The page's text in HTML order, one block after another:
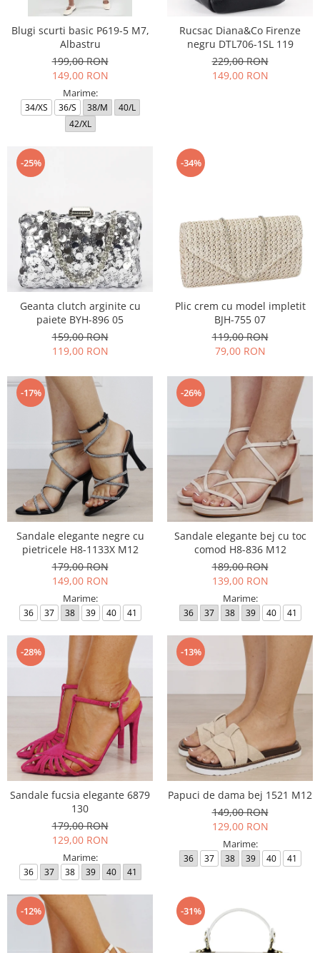
Blugi scurti basic P619-5 M7,
Albastru
199,00 RON
149,00 RON
Marime:
34/XS 36/S 38/M
40/L
42/XL
Rucsac Diana&Co Firenze
negru DTL706-1SL 119
229,00 RON
149,00 RON
-25%
Geanta clutch arginite cu
paiete BYH-896 05
159,00 RON
119,00 RON
-34%
Plic crem cu model impletit
BJH-755 07
119,00 RON
79,00 RON
-17%
Sandale elegante negre cu
pietricele H8-1133X M12
179,00 RON
149,00 RON
Marime:
36 37 38 39 40 41
-26%
Sandale elegante bej cu toc
comod H8-836 M12
189,00 RON
139,00 RON
Marime:
36 37 38 39 40 41
-28%
Sandale fucsia elegante 6879
130
179,00 RON
129,00 RON
Marime:
36 37 38 39 40 41
-13%
Papuci de dama bej 1521 M12
149,00 RON
129,00 RON
Marime:
36 37 38 39 40 41
-12% -31%